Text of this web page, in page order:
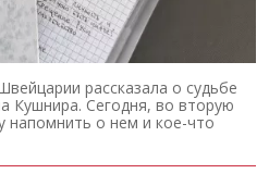
рассказала о судьбе
Кушнира. Сегодня, во вторую
напомнить о нем и кое-что